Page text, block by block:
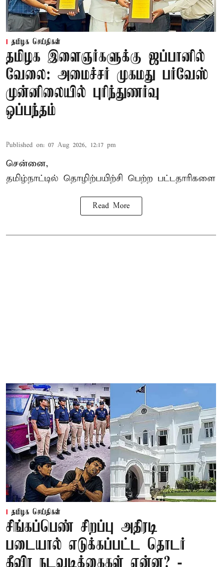
தமிழக செய்திகள்
தமிழக இளைஞர்களுக்கு ஜப்பானில்
வேலை: அமைச்சர் முகமது பர்வேஸ்
முன்னிலையில் புரிந்துணர்வு
ஒப்பந்தம்
Published on: 07 Aug 2026, 12:17 pm
சென்னை,
தமிழ்நாட்டில் தொழிற்பயிற்சி பெற்ற பட்டதாரிகளை
Read More
தமிழக செய்திகள்
சிங்கப்பெண் சிறப்பு அதிரடி
படையால் எடுக்கப்பட்ட தொடர்
தீவிர நடவடிக்கைகள் என்ன? -